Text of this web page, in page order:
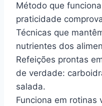
Método que
praticidade
Técnicas que
nutrientes dos
Refeições prontas
de verdade:
salada.
Funciona em rotinas